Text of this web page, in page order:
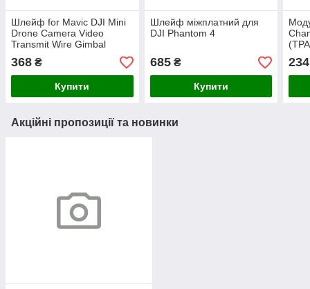
Шлейф for Mavic DJI Mini
Drone Camera Video
Transmit Wire Gimbal
Mounting Plate
368 ₴
Купити
Шлейф міжплатний для
DJI Phantom 4
685₴
Купити
234
Акційні пропозиції та новинки